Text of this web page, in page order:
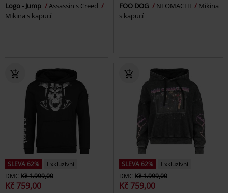
Logo - Jump
Assassin's Creed
Mikina s kapucí
FOO DOG NEOMACHI
Mikina
s kapucí
SLEVA 62%
Exkluzivní
DMC Kč 1.999,00
Kč 759,00
SLEVA 62%
Exkluzivní
DMC Kč 1.999,00
Kč 759,00